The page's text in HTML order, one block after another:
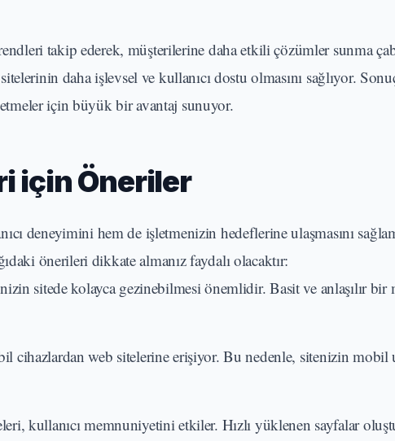
takip ederek, müşterilerine daha etkili çözümler sunma
daha işlevsel ve kullanıcı dostu olmasını sağlıyor.
için büyük bir avantaj sunuyor.
için Öneriler
deneyimini hem de işletmenizin hedeflerine ulaşmasını
önerileri dikkate almanız faydalı olacaktır:
sitede kolayca gezinebilmesi önemlidir. Basit ve anlaşılır bir
cihazlardan web sitelerine erişiyor. Bu nedenle, sitenizin mobil
kullanıcı memnuniyetini etkiler. Hızlı yüklenen sayfalar